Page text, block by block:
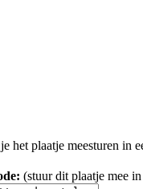
plaatje meesturen in
(stuur dit plaatje mee